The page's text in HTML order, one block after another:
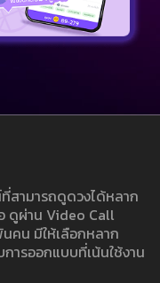
สามารถดูดวงได้หลาก
ดูผ่าน Video Call
คน มีให้เลือกหลาก
ารออกแบบที่เน้นใช้งาน